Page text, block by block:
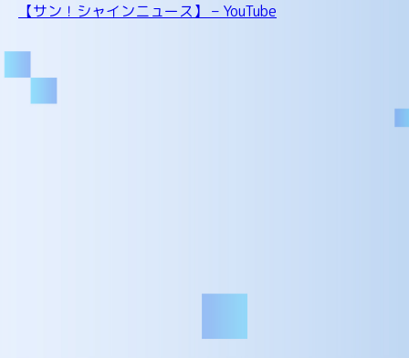
【サン！シャインニュース】 – YouTube